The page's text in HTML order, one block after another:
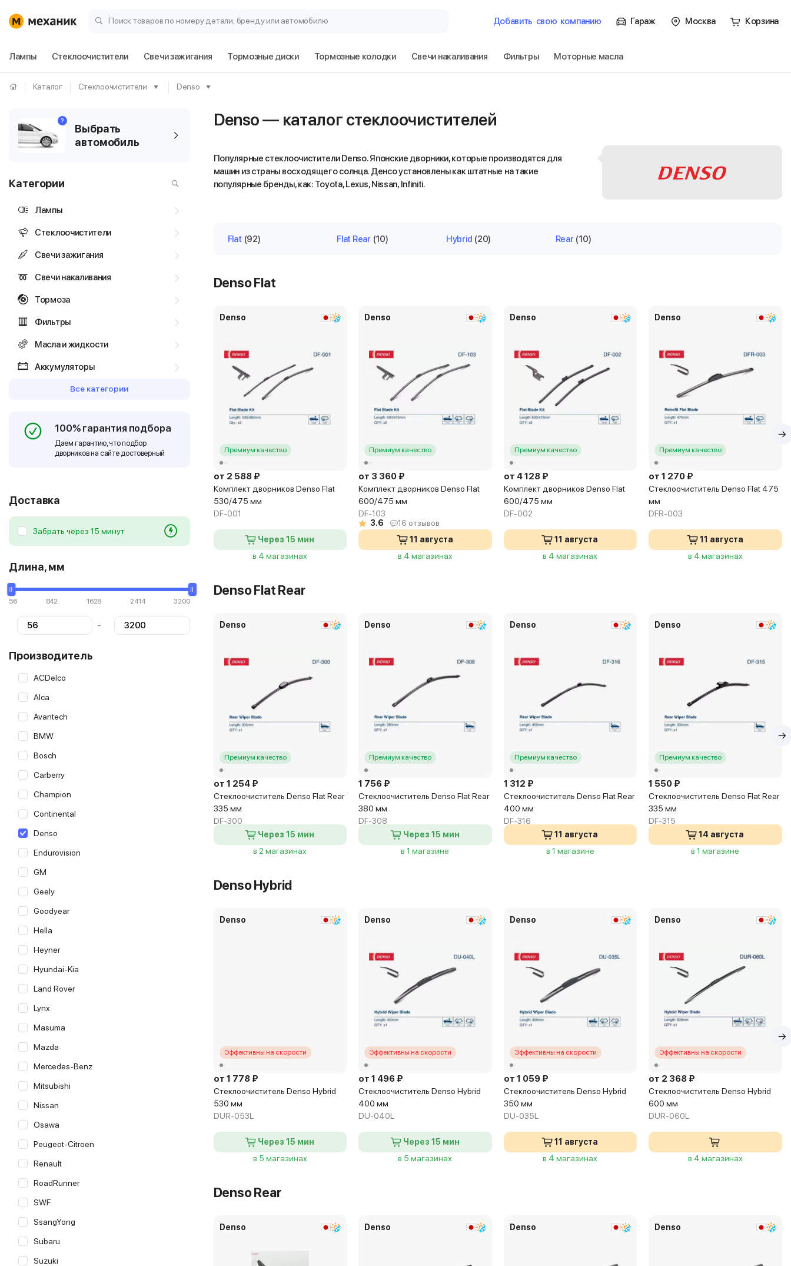
Поиск товаров по номеру детали, бренду или автомобилю Добавить свою компанию Гараж Москва Корзина
Лампы Стеклоочистители Свечи зажигания Тормозные диски Тормозные колодки Свечи накаливания Фильтры Моторные масла
Каталог Стеклоочистители Denso
Выбрать
автомобиль
?
Категории
Лампы
Стеклоочистители
Свечи зажигания
Свечи накаливания
Тормоза
Фильтры
Масла и жидкости
Аккумуляторы
Все категории
100% гарантия подбора
Даем гарантию, что подбор
дворников на сайте достоверный
Доставка
Забрать через 15 минут
Длина, мм
56 842 1628 2414 3200
-
Производитель
ACDelco
Alca
Avantech
BMW
Bosch
Carberry
Champion
Continental
Denso
Endurovision
GM
Geely
Goodyear
Hella
Heyner
Hyundai-Kia
Land Rover
Lynx
Masuma
Mazda
Mercedes-Benz
Mitsubishi
Nissan
Osawa
Peugeot-Citroen
Renault
RoadRunner
SWF
SsangYong
Subaru
Suzuki
Denso — каталог стеклоочистителей
Популярные стеклоочистители Denso. Японские дворники, которые производятся для
машин из страны восходящего солнца. Денсо установлены как штатные на такие
популярные бренды, как: Toyota, Lexus, Nissan, Infiniti.
Flat (92) Flat Rear (10) Hybrid (20) Rear (10)
Denso Flat
Denso
Премиум качество
от 2 588 ₽
Комплект дворников Denso Flat
530/475 мм
DF-001
Через 15 мин
в 4 магазинах
Denso
Премиум качество
от 3 360 ₽
Комплект дворников Denso Flat
600/475 мм
DF-103
3.6
16 отзывов
11 августа
в 4 магазинах
Denso
Премиум качество
от 4 128 ₽
Комплект дворников Denso Flat
600/475 мм
DF-002
11 августа
в 4 магазинах
Denso
Премиум качество
от 1 270 ₽
Стеклоочиститель Denso Flat 475
мм
DFR-003
11 августа
в 4 магазинах
Denso Flat Rear
Denso
Премиум качество
от 1 254 ₽
Стеклоочиститель Denso Flat Rear
335 мм
DF-300
Через 15 мин
в 2 магазинах
Denso
Премиум качество
1 756 ₽
Стеклоочиститель Denso Flat Rear
380 мм
DF-308
Через 15 мин
в 1 магазине
Denso
Премиум качество
1 312 ₽
Стеклоочиститель Denso Flat Rear
400 мм
DF-316
11 августа
в 1 магазине
Denso
Премиум качество
1 550 ₽
Стеклоочиститель Denso Flat Rear
335 мм
DF-315
14 августа
в 1 магазине
Denso Hybrid
Denso
Эффективны на скорости
от 1 778 ₽
Стеклоочиститель Denso Hybrid
530 мм
DUR-053L
Через 15 мин
в 5 магазинах
Denso
Эффективны на скорости
от 1 496 ₽
Стеклоочиститель Denso Hybrid
400 мм
DU-040L
Через 15 мин
в 5 магазинах
Denso
Эффективны на скорости
от 1 059 ₽
Стеклоочиститель Denso Hybrid
350 мм
DU-035L
11 августа
в 4 магазинах
Denso
Эффективны на скорости
от 2 368 ₽
Стеклоочиститель Denso Hybrid
600 мм
DUR-060L
в 4 магазинах
Denso Rear
Denso Denso Denso Denso